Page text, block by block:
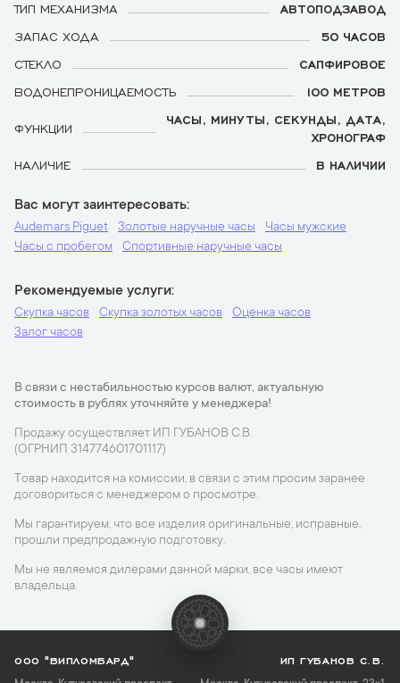
ТИП МЕХАНИЗМА
АВТОПОДЗАВОД
ЗАПАС ХОДА
50 ЧАСОВ
СТЕКЛО
САПФИРОВОЕ
ВОДОНЕПРОНИЦАЕМОСТЬ
100 МЕТРОВ
ФУНКЦИИ
ЧАСЫ, МИНУТЫ, СЕКУНДЫ, ДАТА,
ХРОНОГРАФ
НАЛИЧИЕ
В НАЛИЧИИ
Вас могут заинтересовать
Audemars Piguet Золотые наручные часы
Часы мужские
Часы с пробегом
Спортивные наручные часы
Рекомендуемые услуги
Скупка часов Скупка золотых часов
Оценка часов
Залог часов
В связи с нестабильностью курсов валют, актуальную
стоимость в рублях уточняйте у менеджера!
Продажу осуществляет ИП ГУБАНОВ С.В.
(ОГРНИП 314774601701117)
Товар находится на комиссии, в связи с этим просим заранее
договориться с менеджером о просмотре.
Мы гарантируем, что все изделия оригинальные, исправные,
прошли предпродажную подготовку.
Мы не являемся дилерами данной марки, все часы имеют
владельца.
ООО "ВИПЛОМБАРД" ИП ГУБАНОВ С.В.